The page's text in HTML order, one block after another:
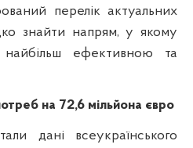
перелік актуальних
знайти напрям, у якому
ефективною та
на 72,6 мільйона євро
дані всеукраїнського